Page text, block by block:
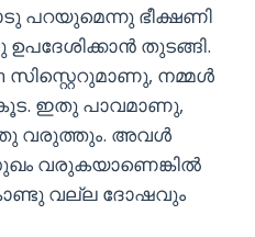
പറയുമെന്നു ഭീക്ഷണി
തുടങ്ങി.
സിസ്റ്റെറുമാണു, നമ്മൾ
ഇതു പാവമാണു,
വരുത്തും. അവൾ
വരുകയാണെങ്കിൽ
വല്ല ദോഷവും